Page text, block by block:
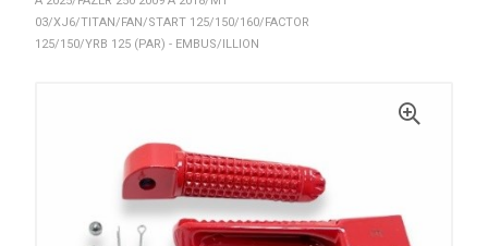
03/XJ6/TITAN/FAN/START 125/150/160/FACTOR
125/150/YRB 125 (PAR) - EMBUS/ILLION